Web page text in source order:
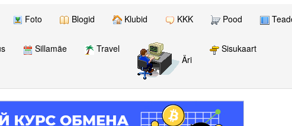
Foto Blogid Klubid KKK Pood
Sillamäe
Travel
Äri
Sisukaart